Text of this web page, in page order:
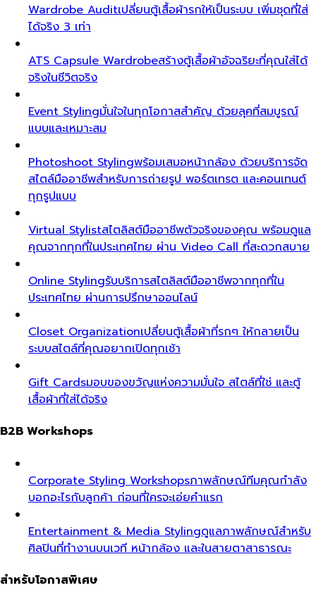
Wardrobe Auditเปลี่ยนตู้เสื้อผ้ารกให้เป็นระบบ เพิ่มชุดที่ใส่
ได้จริง 3 เท่า
ATS Capsule Wardrobeสร้างตู้เสื้อผ้าอัจฉริยะที่คุณใส่ได้
จริงในชีวิตจริง
Event Stylingมั่นใจในทุกโอกาสสำคัญ ด้วยลุคที่สมบูรณ์
แบบและเหมาะสม
Photoshoot Stylingพร้อมเสมอหน้ากล้อง ด้วยบริการจัด
สไตล์มืออาชีพสำหรับการถ่ายรูป พอร์ตเทรต และคอนเทนต์
ทุกรูปแบบ
Virtual Stylistสไตลิสต์มืออาชีพตัวจริงของคุณ พร้อมดูแล
คุณจากทุกที่ในประเทศไทย ผ่าน Video Call ที่สะดวกสบาย
Online Stylingรับบริการสไตลิสต์มืออาชีพจากทุกที่ใน
ประเทศไทย ผ่านการปรึกษาออนไลน์
Closet Organizationเปลี่ยนตู้เสื้อผ้าที่รกๆ ให้กลายเป็น
ระบบสไตล์ที่คุณอยากเปิดทุกเช้า
Gift Cardsมอบของขวัญแห่งความมั่นใจ สไตล์ที่ใช่ และตู้
เสื้อผ้าที่ใส่ได้จริง
B2B Workshops
Corporate Styling Workshopsภาพลักษณ์ทีมคุณกำลัง
บอกอะไรกับลูกค้า ก่อนที่ใครจะเอ่ยคำแรก
Entertainment & Media Stylingดูแลภาพลักษณ์สำหรับ
ศิลปินที่ทำงานบนเวที หน้ากล้อง และในสายตาสาธารณะ
สำหรับโอกาสพิเศษ